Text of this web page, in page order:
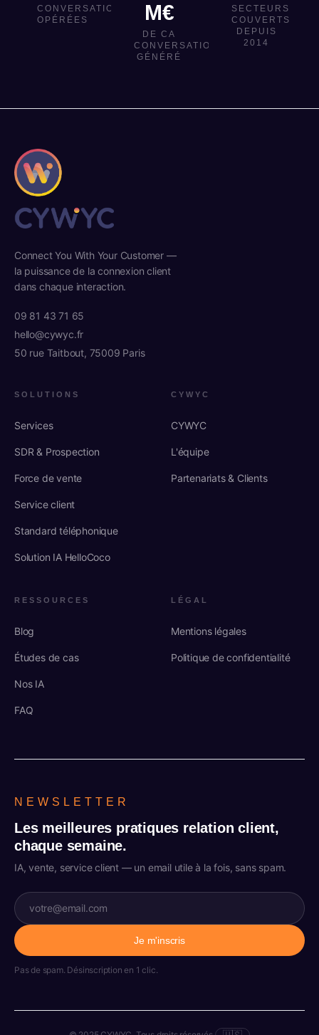
CONVERSATIONS
OPÉRÉES
M€
DE CA
CONVERSATIONNEL
GÉNÉRÉ
SECTEURS
COUVERTS
DEPUIS
2014
Connect You With Your Customer —
la puissance de la connexion client
dans chaque interaction.
09 81 43 71 65
hello@cywyc.fr
50 rue Taitbout, 75009 Paris
SOLUTIONS
Services
SDR & Prospection
Force de vente
Service client
Standard téléphonique
Solution IA HelloCoco
CYWYC
CYWYC
L'équipe
Partenariats & Clients
RESSOURCES
Blog
Études de cas
Nos IA
FAQ
LÉGAL
Mentions légales
Politique de confidentialité
NEWSLETTER
Les meilleures pratiques relation client,
chaque semaine.
IA, vente, service client — un email utile à la fois, sans spam.
Je m'inscris
Pas de spam. Désinscription en 1 clic.